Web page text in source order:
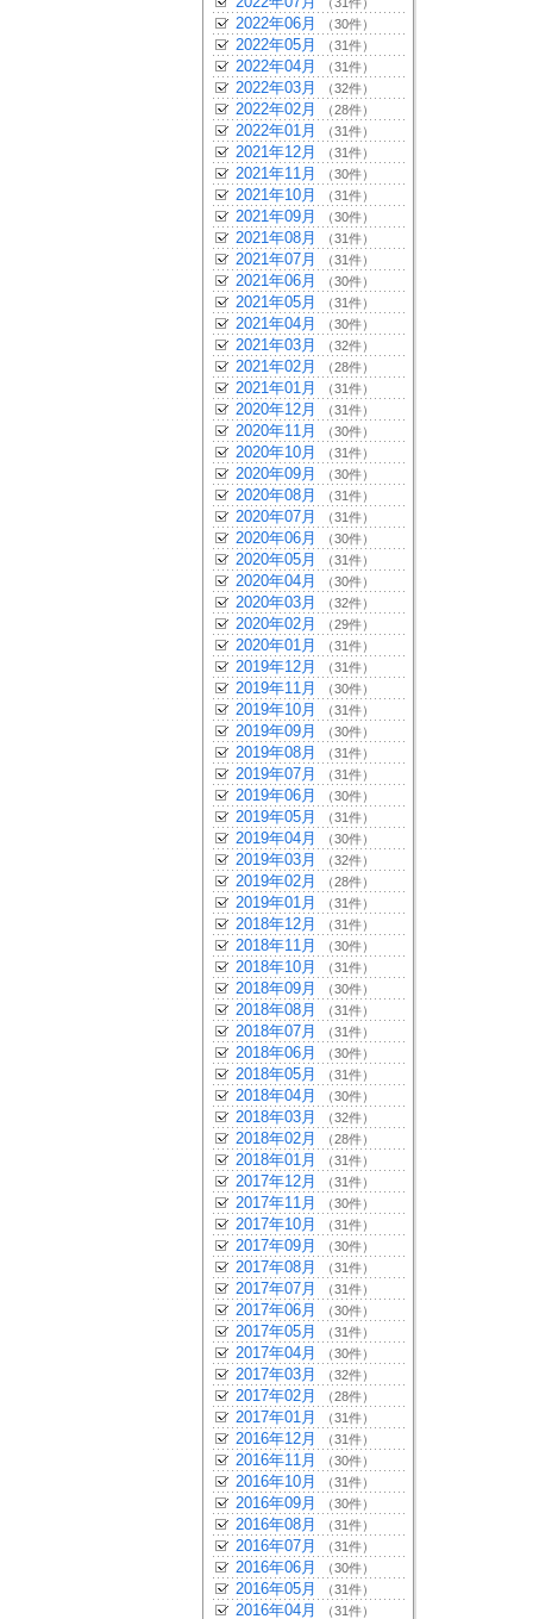
2022年06月 （30件）
2022年05月 （31件）
2022年04月 （31件）
2022年03月 （32件）
2022年02月 （28件）
2022年01月 （31件）
2021年12月 （31件）
2021年11月 （30件）
2021年10月 （31件）
2021年09月 （30件）
2021年08月 （31件）
2021年07月 （31件）
2021年06月 （30件）
2021年05月 （31件）
2021年04月 （30件）
2021年03月 （32件）
2021年02月 （28件）
2021年01月 （31件）
2020年12月 （31件）
2020年11月 （30件）
2020年10月 （31件）
2020年09月 （30件）
2020年08月 （31件）
2020年07月 （31件）
2020年06月 （30件）
2020年05月 （31件）
2020年04月 （30件）
2020年03月 （32件）
2020年02月 （29件）
2020年01月 （31件）
2019年12月 （31件）
2019年11月 （30件）
2019年10月 （31件）
2019年09月 （30件）
2019年08月 （31件）
2019年07月 （31件）
2019年06月 （30件）
2019年05月 （31件）
2019年04月 （30件）
2019年03月 （32件）
2019年02月 （28件）
2019年01月 （31件）
2018年12月 （31件）
2018年11月 （30件）
2018年10月 （31件）
2018年09月 （30件）
2018年08月 （31件）
2018年07月 （31件）
2018年06月 （30件）
2018年05月 （31件）
2018年04月 （30件）
2018年03月 （32件）
2018年02月 （28件）
2018年01月 （31件）
2017年12月 （31件）
2017年11月 （30件）
2017年10月 （31件）
2017年09月 （30件）
2017年08月 （31件）
2017年07月 （31件）
2017年06月 （30件）
2017年05月 （31件）
2017年04月 （30件）
2017年03月 （32件）
2017年02月 （28件）
2017年01月 （31件）
2016年12月 （31件）
2016年11月 （30件）
2016年10月 （31件）
2016年09月 （30件）
2016年08月 （31件）
2016年07月 （31件）
2016年06月 （30件）
2016年05月 （31件）
2016年04月 （31件）